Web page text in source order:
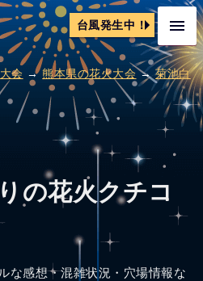
台風発生中！
会 →熊本県の花火大会→菊池白
の花火クチコ
な感想・混雑状況・穴場情報な